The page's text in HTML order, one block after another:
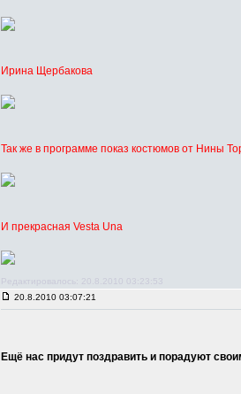
Ирина Щербакова
Так же в программе показ костюмов от Нины
И прекрасная Vesta Una
Редактировалось: 20.8.2010 03:23:53
20.8.2010 03:07:21
Ещё нас придут поздравить и порадуют